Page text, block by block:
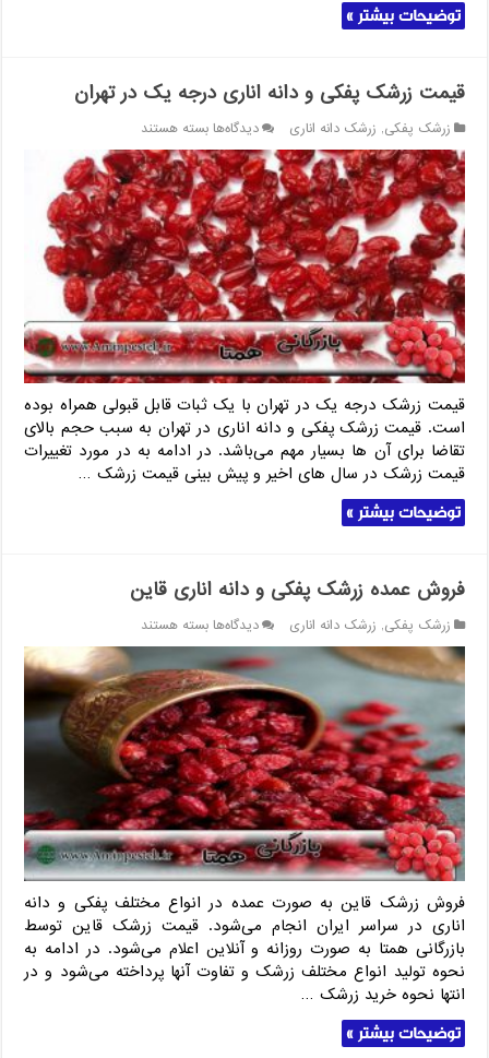
توضیحات بیشتر »
قیمت زرشک پفکی و دانه اناری درجه یک در تهران
زرشک پفکی, زرشک دانه اناری دیدگاه‌هابرای
قیمت
زرشک
پفکی
و
دانه
اناری
درجه
یک
در
تهران
بسته هستند
قیمت زرشک درجه یک در تهران با یک ثبات قابل قبولی همراه بوده
است. قیمت زرشک پفکی و دانه اناری در تهران به سبب حجم بالای
تقاضا برای آن ها بسیار مهم می‌باشد. در ادامه به در مورد تغییرات
قیمت زرشک در سال های اخیر و پیش بینی قیمت زرشک …
توضیحات بیشتر »
فروش عمده زرشک پفکی و دانه اناری قاین
زرشک پفکی, زرشک دانه اناری دیدگاه‌هابرای
فروش
عمده
زرشک
پفکی
و
دانه
اناری
قاین
بسته هستند
فروش زرشک قاین به صورت عمده در انواع مختلف پفکی و دانه
اناری در سراسر ایران انجام می‌شود. قیمت زرشک قاین توسط
بازرگانی همتا به صورت روزانه و آنلاین اعلام می‌شود. در ادامه به
نحوه تولید انواع مختلف زرشک و تفاوت آنها پرداخته می‌شود و در
انتها نحوه خرید زرشک …
توضیحات بیشتر »